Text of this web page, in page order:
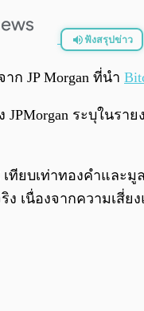
ฟังสรุปข่าว
ก JP Morgan ที่นำ
JPMorgan ระบุในร
เทียบเท่าทองคำและ
เนื่องจากความเสี่